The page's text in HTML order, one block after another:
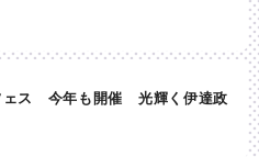
ェス 今年も開催 光輝く伊達政